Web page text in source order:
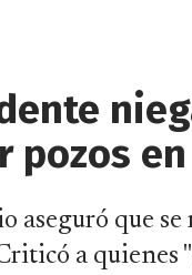
pozos
aseguró que
a